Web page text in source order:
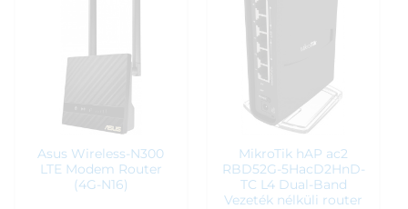
25 990
Asus Wireless-N300
LTE Modem Router
(4G-N16)
MikroTik hAP ac2
RBD52G-5HacD2HnD-
TC L4 Dual-Band
Vezeték nélküli router